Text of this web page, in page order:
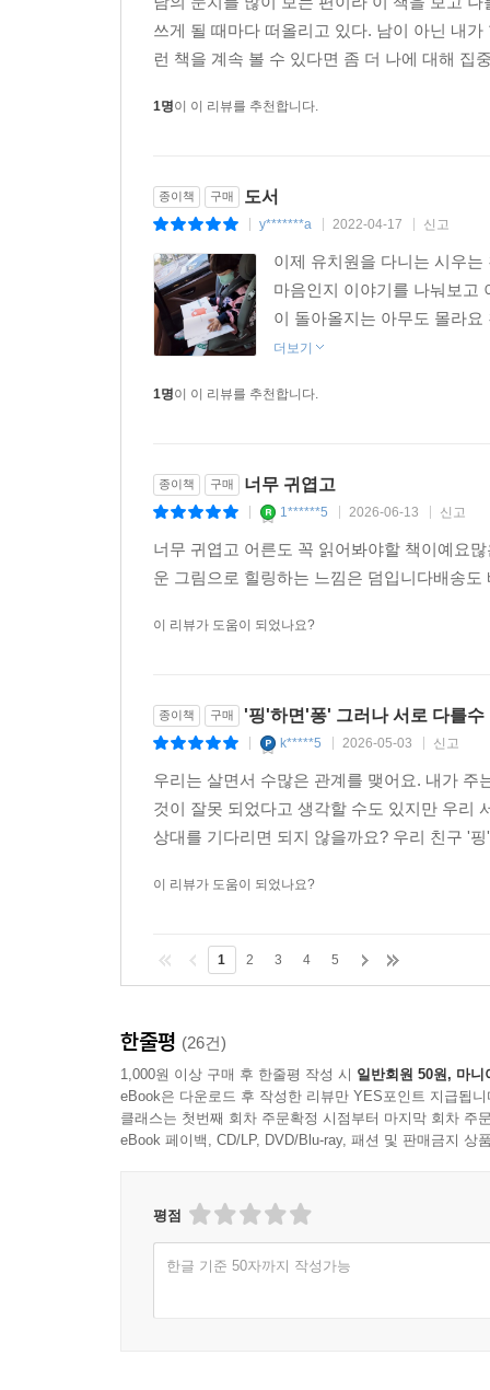
쓰게 될 때마다 떠올리고 있다. 남이 아닌 내
런 책을 계속 볼 수 있다면 좀 더 나에 대해 집
1명이 이 리뷰를 추천합니다.
종이책 구매 도서
y*******a 2022-04-17 신고
이제 유치원을 다니는 시우
마음인지 이야기를 나눠보고
이 돌아올지는 아무도 몰라
더보기
1명이 이 리뷰를 추천합니다.
종이책 구매 너무 귀엽고
1******5 2026-06-13 신고
너무 귀엽고 어른도 꼭 읽어봐야할 책이예요
운 그림으로 힐링하는 느낌은 덤입니다배송
이 리뷰가 도움이 되었나요?
종이책 구매 '핑'하면'퐁' 그러나 서로 다를수
k*****5 2026-05-03 신고
우리는 살면서 수많은 관계를 맺어요. 내가
것이 잘못 되었다고 생각할 수도 있지만 우리
상대를 기다리면 되지 않을까요? 우리 친구 '
이 리뷰가 도움이 되었나요?
1 2 3 4 5
한줄평 (26건)
1,000원 이상 구매 후 한줄평 작성 시 일반회원 50원, 마니
eBook은 다운로드 후 작성한 리뷰만 YES포인트 지급됩니
클래스는 첫번째 회차 주문확정 시점부터 마지막 회차 주
eBook 페이백, CD/LP, DVD/Blu-ray, 패션 및 판매금지 상
평점
한글 기준 50자까지 작성가능